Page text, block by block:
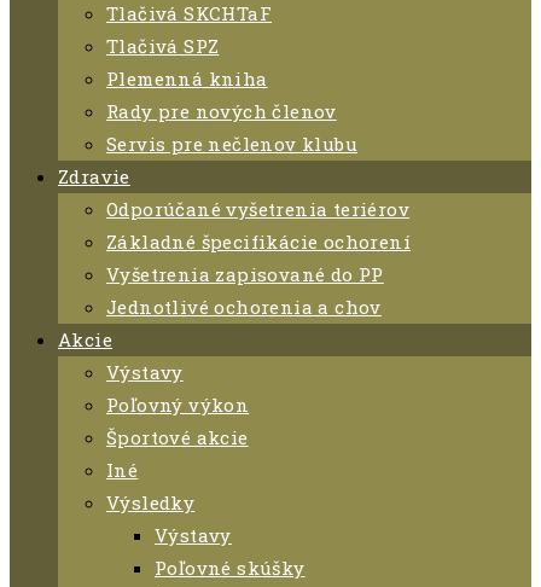
Tlačivá SKCHTaF
Tlačivá SPZ
Plemenná kniha
Rady pre nových členov
Servis pre nečlenov klubu
Zdravie
Odporúčané vyšetrenia teriérov
Základné špecifikácie ochorení
Vyšetrenia zapisované do PP
Jednotlivé ochorenia a chov
Akcie
Výstavy
Poľovný výkon
Športové akcie
Iné
Výsledky
Výstavy
Poľovné skúšky